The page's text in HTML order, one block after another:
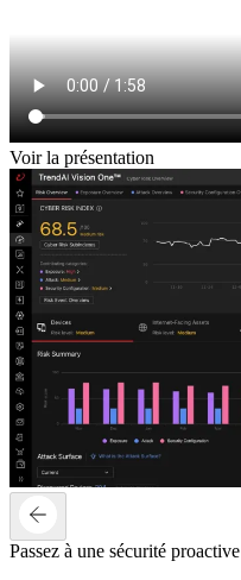
Voir la présentation
Passez à une sécurité proactive